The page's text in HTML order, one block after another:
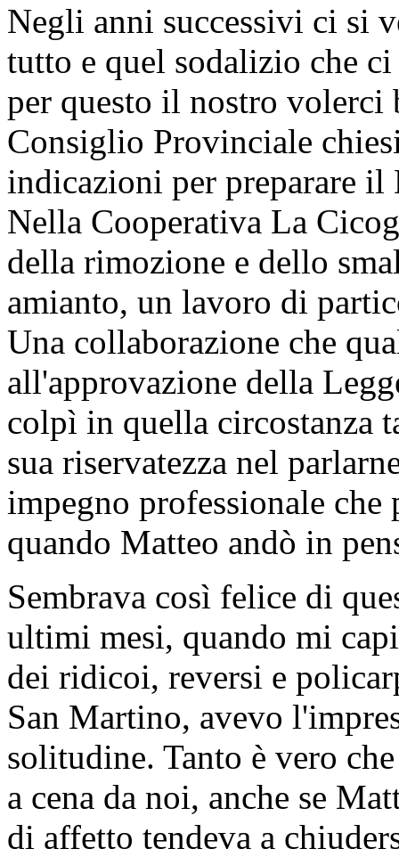
Negli anni successivi ci si
tutto e quel sodalizio che
per questo il nostro volerci
Consiglio Provinciale
indicazioni per preparare
Nella Cooperativa La
della rimozione e dello
amianto, un lavoro di
Una collaborazione che
all'approvazione della
colpì in quella circostanza
sua riservatezza nel
impegno professionale
quando Matteo andò in
Sembrava così felice di
ultimi mesi, quando mi
dei ridicoi, reversi e
San Martino, avevo
solitudine. Tanto è vero
a cena da noi, anche se
di affetto tendeva a